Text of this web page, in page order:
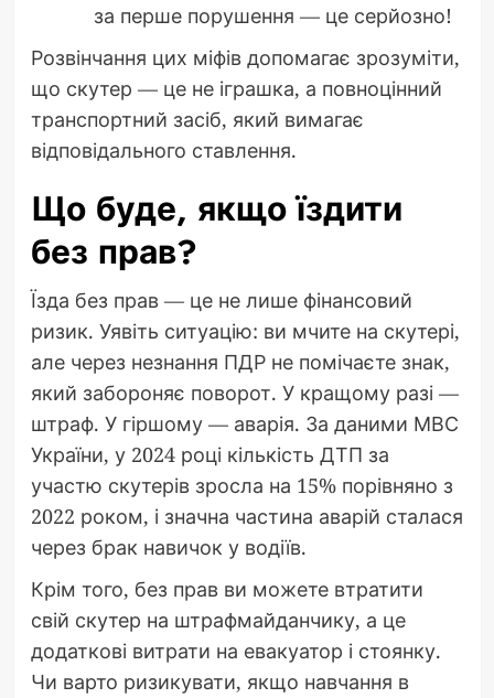
за перше порушення — це серйозно!
Розвінчання цих міфів допомагає зрозуміти,
що скутер — це не іграшка, а повноцінний
транспортний засіб, який вимагає
відповідального ставлення.
Що буде, якщо їздити
без прав?
Їзда без прав — це не лише фінансовий
ризик. Уявіть ситуацію: ви мчите на скутері,
але через незнання ПДР не помічаєте знак,
який забороняє поворот. У кращому разі —
штраф. У гіршому — аварія. За даними МВС
України, у 2024 році кількість ДТП за
участю скутерів зросла на 15% порівняно з
2022 роком, і значна частина аварій сталася
через брак навичок у водіїв.
Крім того, без прав ви можете втратити
свій скутер на штрафмайданчику, а це
додаткові витрати на евакуатор і стоянку.
Чи варто ризикувати, якщо навчання в